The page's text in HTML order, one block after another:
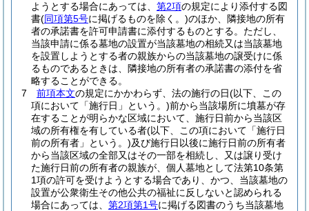
ようとする場合にあっては、 第2項の規定により添付する図
書(同項第5号に掲げるものを除く。)のほか、隣接地の所有
者の承諾書を許可申請書に添付するものとする。 ただし、
当該申請に係る墓地の設置が当該墓地の相続又は当該墓地
を設置しようとする者の親族からの当該墓地の譲受けに係
るものであるときは、隣接地の所有者の承諾書の添付を省
略することができる。
7
前項本文の規定にかかわらず、法の施行の日(以下、この
項において「施行日」という。)前から当該場所に墳墓が存
在することが明らかな区域において、施行日前から当該区
域の所有権を有している者(以下、この項において「施行日
前の所有者」という。)及び施行日以後に施行日前の所有者
から当該区域の全部又はその一部を相続し、又は譲り受け
た施行日前の所有者の親族が、個人墓地として法第10条第
1項の許可を受けようとする場合であり、かつ、当該墓地の
設置が公衆衛生その他公共の福祉に反しないと認められる
場合にあっては、 第2項第1号に掲げる図書のうち当該墓地